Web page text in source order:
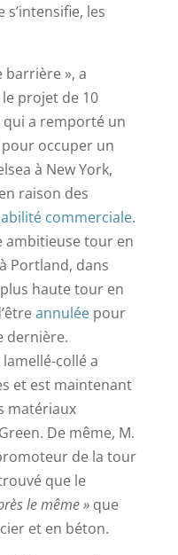
les
barrière », a
projet de 10
qui a remporté un
occuper un
à New York,
raison des
commerciale.
ambitieuse tour en
Portland, dans
haute tour en
annuléepour
dernière.
collé a
et est maintenant
matériaux
De même, M.
de la tour
que le
le même »que
et en béton.